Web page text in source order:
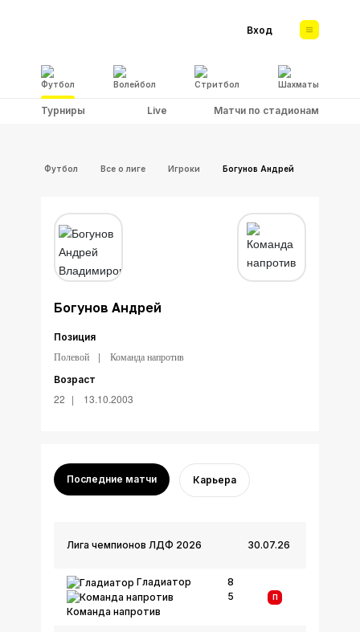
Футбол Волейбол Стритбол Шахматы
Вход
Турниры Live Матчи по стадионам
Футбол Все о лиге Игроки Богунов Андрей
Богунов Андрей
Позиция
Полевой Команда напротив
Возраст
22 13.10.2003
Последние матчи Карьера
30.07.26
Лига чемпионов ЛДФ 2026
Гладиатор
Команда напротив
8
5
П